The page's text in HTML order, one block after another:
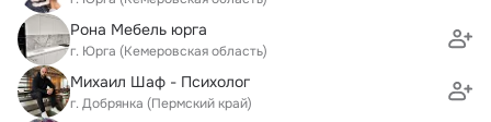
Рона Мебель юрга
г. Юрга (Кемеровская область)
Михаил Шаф - Психолог
г. Добрянка (Пермский край)